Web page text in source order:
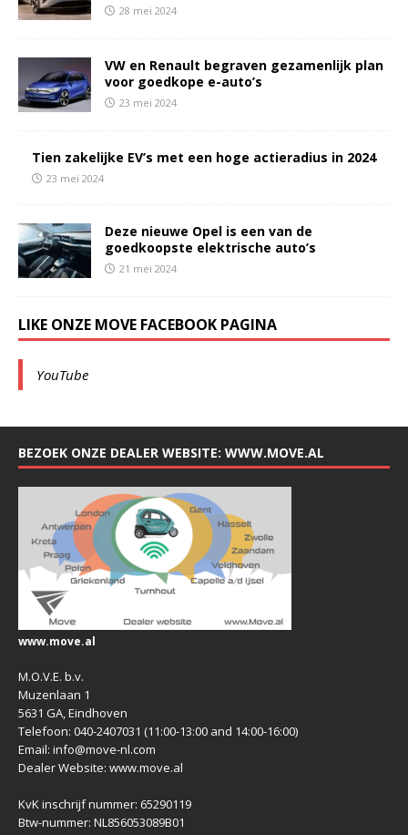
28 mei 2024
VW en Renault begraven gezamenlijk plan
voor goedkope e-auto’s
23 mei 2024
Tien zakelijke EV’s met een hoge actieradius in 2024
23 mei 2024
Deze nieuwe Opel is een van de
goedkoopste elektrische auto’s
21 mei 2024
LIKE ONZE MOVE FACEBOOK PAGINA
YouTube
BEZOEK ONZE DEALER WEBSITE: WWW.MOVE.AL
www.move.al
M.O.V.E. b.v.
Muzenlaan 1
5631 GA, Eindhoven
Telefoon: 040-2407031 (11:00-13:00 and 14:00-16:00)
Email: info@move-nl.com
Dealer Website: www.move.al
KvK inschrijf nummer: 65290119
Btw-nummer: NL856053089B01